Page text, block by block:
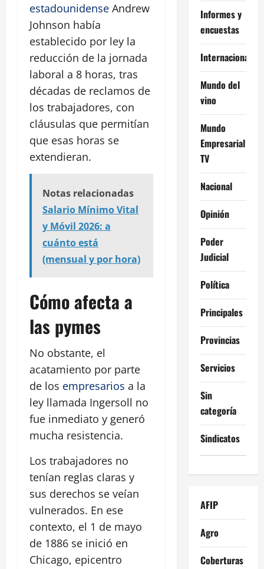
estadounidense Andrew
Johnson había
establecido por ley la
reducción de la jornada
laboral a 8 horas, tras
décadas de reclamos de
los trabajadores, con
cláusulas que permitían
que esas horas se
extendieran.
Notas relacionadas
Salario Mínimo Vital
y Móvil 2026: a
cuánto está
(mensual y por hora)
Cómo afecta a
las pymes
No obstante, el
acatamiento por parte
de los empresarios a la
ley llamada Ingersoll no
fue inmediato y generó
mucha resistencia.
Los trabajadores no
tenían reglas claras y
sus derechos se veían
vulnerados. En ese
contexto, el 1 de mayo
de 1886 se inició en
Chicago, epicentro
Informes y
encuestas
Internacional
Mundo del
vino
Mundo
Empresarial
TV
Nacional
Opinión
Poder
Judicial
Política
Principales
Provincias
Servicios
Sin
categoría
Sindicatos
AFIP
Agro
Coberturas